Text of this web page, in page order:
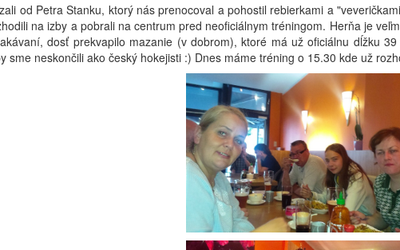
od Petra Stanku, ktorý nás prenocoval a pohostil rebierkami a
na izby a pobrali na centrum pred neoficiálnym tréningom. Herňa je
dosť prekvapilo mazanie (v dobrom), ktoré má už oficiálnu dĺžku
neskončili ako český hokejisti :) Dnes máme tréning o 15.30 kde už